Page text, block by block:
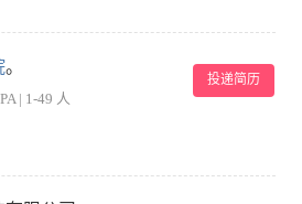
。
| 1-49 人
投递简历